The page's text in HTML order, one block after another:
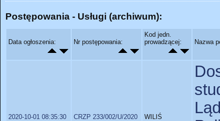
Postępowania - Usługi (archiwum):
Data ogłoszenia: Nr postępowania:
Kod jedn.
prowadzącej:
Nazwa
2020-10-01 08:35:30 CRZP 233/002/U/2020 WILIŚ